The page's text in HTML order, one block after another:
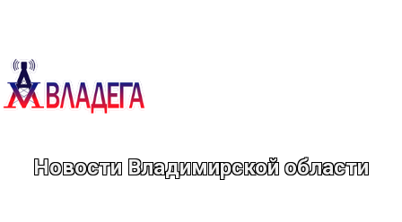
содержимому
Новости Владимирской области